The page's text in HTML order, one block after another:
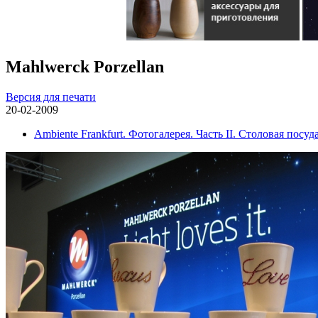
Mahlwerck Porzellan
Версия для печати
20-02-2009
Ambiente Frankfurt. Фотогалерея. Часть II. Столовая